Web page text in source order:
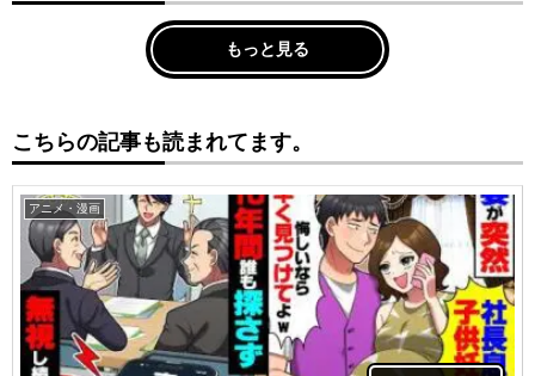
もっと見る
こちらの記事も読まれてます。
アニメ・漫画